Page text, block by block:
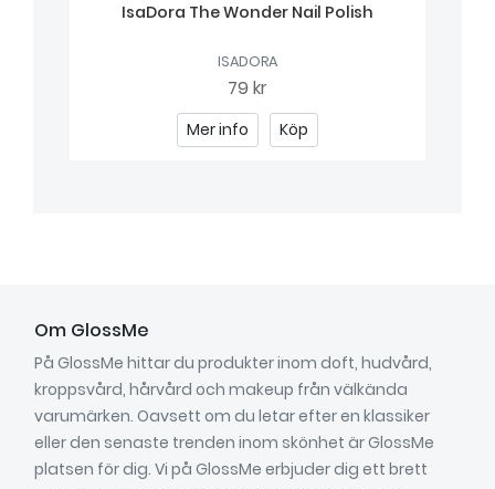
IsaDora The Wonder Nail Polish
ISADORA
79 kr
Mer info Köp
Om GlossMe
På GlossMe hittar du produkter inom doft, hudvård,
kroppsvård, hårvård och makeup från välkända
varumärken. Oavsett om du letar efter en klassiker
eller den senaste trenden inom skönhet är GlossMe
platsen för dig. Vi på GlossMe erbjuder dig ett brett